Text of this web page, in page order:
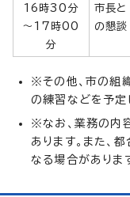
16時30分
～17時00
分
市長と
の懇談
※その他、市の組
の練習などを予定
※なお、業務の内
あります。また、
なる場合がありま